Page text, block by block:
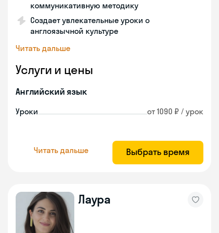
коммуникативную методику
Создает увлекательные уроки о
англоязычной культуре
Читать дальше
Услуги и цены
Английский язык
Уроки от 1090 ₽ / урок
Читать дальше Выбрать время
Лаура